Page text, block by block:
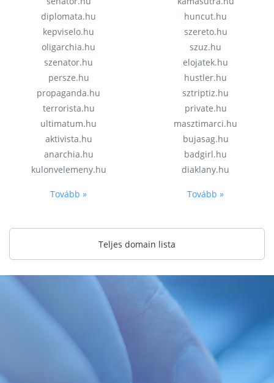
diplomata.hu
kepviselo.hu
oligarchia.hu
szenator.hu
persze.hu
propaganda.hu
terrorista.hu
ultimatum.hu
aktivista.hu
anarchia.hu
kulonvelemeny.hu
Tovább »
huncut.hu
szereto.hu
szuz.hu
elojatek.hu
hustler.hu
sztriptiz.hu
private.hu
masztimarci.hu
bujasag.hu
badgirl.hu
diaklany.hu
Tovább »
Teljes domain lista